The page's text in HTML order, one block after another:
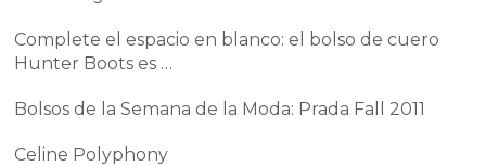
Complete el espacio en blanco: el bolso de cuero
Hunter Boots es …
Bolsos de la Semana de la Moda: Prada Fall 2011
Celine Polyphony